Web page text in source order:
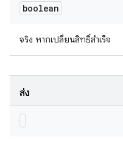
boolean
จริง หากเปลี่ยนสิทธิ์สำเร็จ
ส่ง